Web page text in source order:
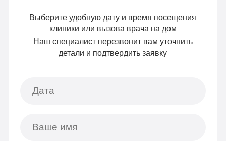
Выберите удобную дату и время посещения
клиники или вызова врача на дом
Наш специалист перезвонит вам уточнить
детали и подтвердить заявку